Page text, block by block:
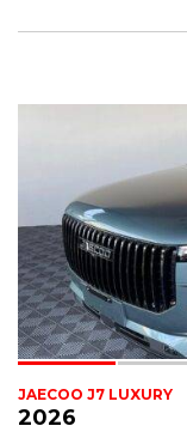
JAECOO J7 LUXURY
2026